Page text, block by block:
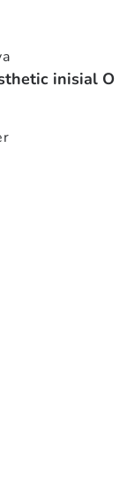
inisial O